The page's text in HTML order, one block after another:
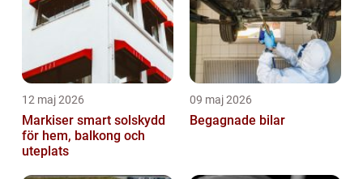
12 maj 2026
Markiser smart solskydd
för hem, balkong och
uteplats
09 maj 2026
Begagnade bilar